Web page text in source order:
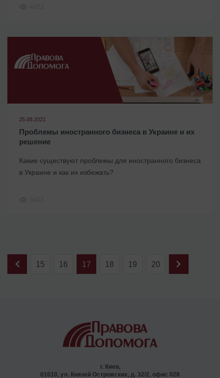
25.08.2021
Проблемы иностранного бизнеса в Украине и их
решение
Какие существуют проблемы для иностранного бизнеса
в Украине и как их избежать?
15 16 17 18 19 20
г. Киев,
01010, ул. Князей Острожских, д. 32/2, офис 028